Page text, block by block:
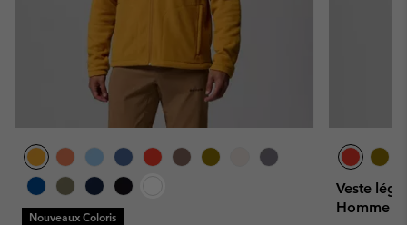
Nouveaux Coloris
Veste
Homme